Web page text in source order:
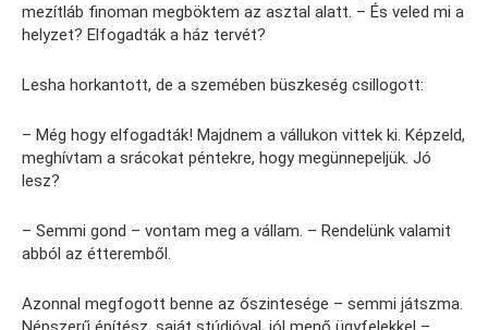
mezítláb finoman megböktem az asztal alatt. – És veled mi a
helyzet? Elfogadták a ház tervét?
Lesha horkantott, de a szemében büszkeség csillogott:
– Még hogy elfogadták! Majdnem a vállukon vittek ki. Képzeld,
meghívtam a srácokat péntekre, hogy megünnepeljük. Jó
lesz?
– Semmi gond – vontam meg a vállam. – Rendelünk valamit
abból az étteremből.
Azonnal megfogott benne az őszintesége – semmi játszma.